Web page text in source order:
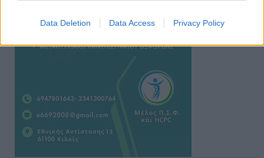
Data Deletion Data Access Privacy Policy